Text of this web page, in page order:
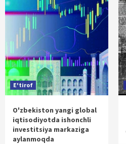
E'tirof
O'zbekiston yangi global
iqtisodiyotda ishonchli
investitsiya markaziga
aylanmoqda